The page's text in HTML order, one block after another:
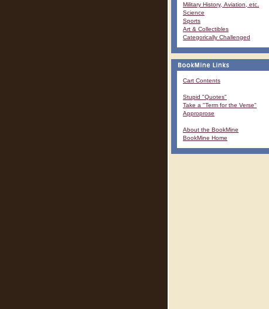
Military History, Aviation, etc.
Science
Sports
Art & Collectibles
Categorically Challenged
Cart Contents
Stupid "Quotes"
Take a "Term for the Verse"
Approprose
About the BookMine
BookMine Home